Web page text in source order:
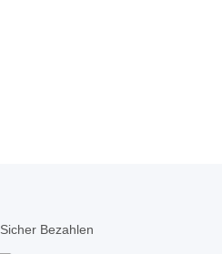
Sicher Bezahlen